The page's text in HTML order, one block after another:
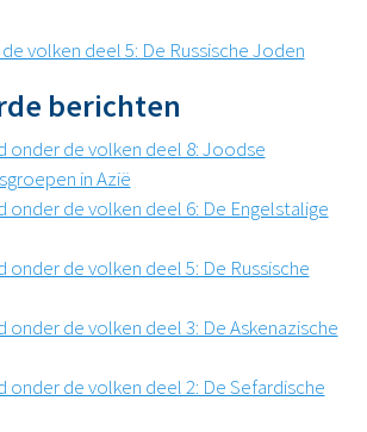
volken deel 5: De Russische Joden
berichten
onder de volken deel 8: Joodse
in Azië
onder de volken deel 6: De Engelstalige
onder de volken deel 5: De Russische
onder de volken deel 3: De Askenazische
onder de volken deel 2: De Sefardische